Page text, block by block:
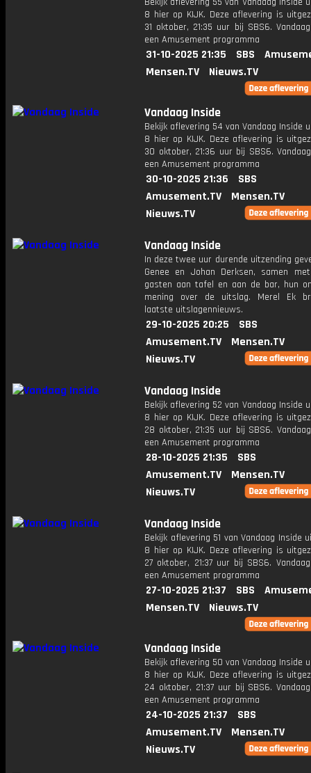
8 hier op KIJK. Deze aflevering is
31 oktober, 21:35 uur bij SBS6.
een Amusement programma
31-10-2025 21:35 SBS
Mensen.TV
Nieuws.TV
Vandaag Inside
Bekijk aflevering 54 van Vandaag Inside
8 hier op KIJK. Deze aflevering is
30 oktober, 21:36 uur bij SBS6.
een Amusement programma
30-10-2025 21:36
SBS
Amusement.TV
Mensen.TV
Nieuws.TV
Vandaag Inside
In deze twee uur durende uitzending
Genee en Johan Derksen, samen
gasten aan tafel en aan de bar, hun
mening over de uitslag. Merel Ek
laatste uitslagennieuws.
29-10-2025 20:25
SBS
Amusement.TV
Mensen.TV
Nieuws.TV
Vandaag Inside
Bekijk aflevering 52 van Vandaag Inside
8 hier op KIJK. Deze aflevering is
28 oktober, 21:35 uur bij SBS6.
een Amusement programma
28-10-2025 21:35
SBS
Amusement.TV
Mensen.TV
Nieuws.TV
Vandaag Inside
Bekijk aflevering 51 van Vandaag Inside
8 hier op KIJK. Deze aflevering is
27 oktober, 21:37 uur bij SBS6.
een Amusement programma
27-10-2025 21:37 SBS
Mensen.TV
Nieuws.TV
Vandaag Inside
Bekijk aflevering 50 van Vandaag Inside
8 hier op KIJK. Deze aflevering is
24 oktober, 21:37 uur bij SBS6.
een Amusement programma
24-10-2025 21:37
SBS
Amusement.TV
Mensen.TV
Nieuws.TV